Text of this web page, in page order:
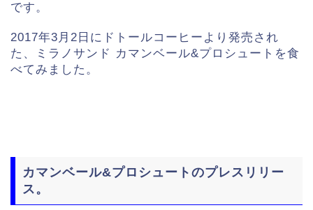
です。
2017年3月2日にドトールコーヒーより発売され
た、ミラノサンド カマンベール&プロシュートを食
べてみました。
カマンベール&プロシュートのプレスリリー
ス。